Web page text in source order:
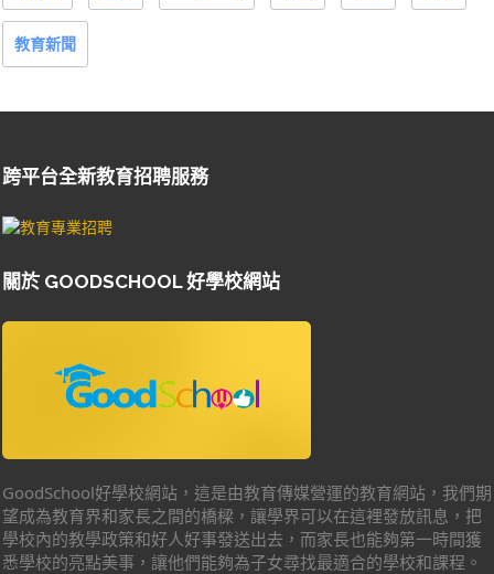
教育新聞
跨平台全新教育招聘服務
關於 GOODSCHOOL 好學校網站
GoodSchool好學校網站，這是由教育傳媒營運的教育網站，我們期
望成為教育界和家長之間的橋樑，讓學界可以在這裡發放訊息，把
學校內的教學政策和好人好事發送出去，而家長也能夠第一時間獲
悉學校的亮點美事，讓他們能夠為子女尋找最適合的學校和課程。